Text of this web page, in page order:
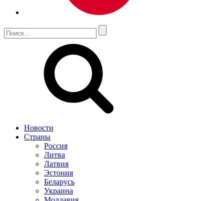
Новости
Страны
Россия
Литва
Латвия
Эстония
Беларусь
Украина